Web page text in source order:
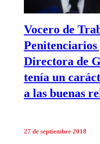
Vocero de
Directora de
tenía un
a las buenas
27 de septiembre 2018